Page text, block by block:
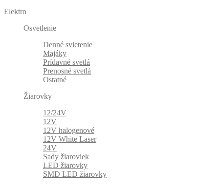
Elektro
Osvetlenie
Denné svietenie
Majáky
Prídavné svetlá
Prenosné svetlá
Ostatné
Žiarovky
12/24V
12V
12V halogenové
12V White Laser
24V
Sady žiaroviek
LED žiarovky
SMD LED žiarovky